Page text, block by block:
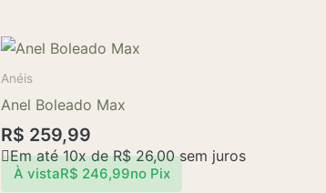
Anéis
Anel Boleado Max
R$ 259,99
Em até 10x deR$26,00sem juros
À vistaR$ 246,99no Pix
Este
As
opções